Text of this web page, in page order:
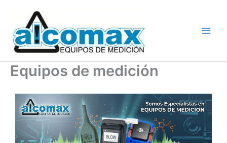
contenido
Equipos de medición